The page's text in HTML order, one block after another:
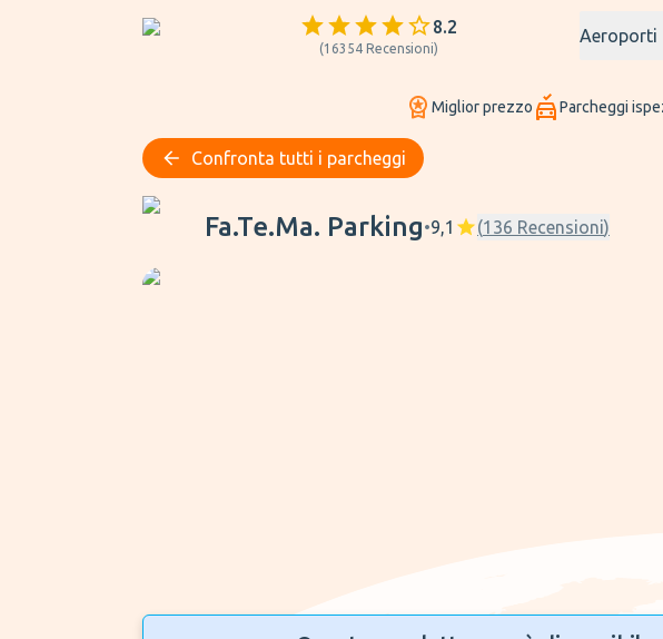
8.2
(16354 Recensioni)
Aeroporti
Miglior prezzo Parcheggi
Confronta tutti i parcheggi
Fa.Te.Ma. Parking
Fa.Te.Ma. Parking•9,1 (136 Recensioni)